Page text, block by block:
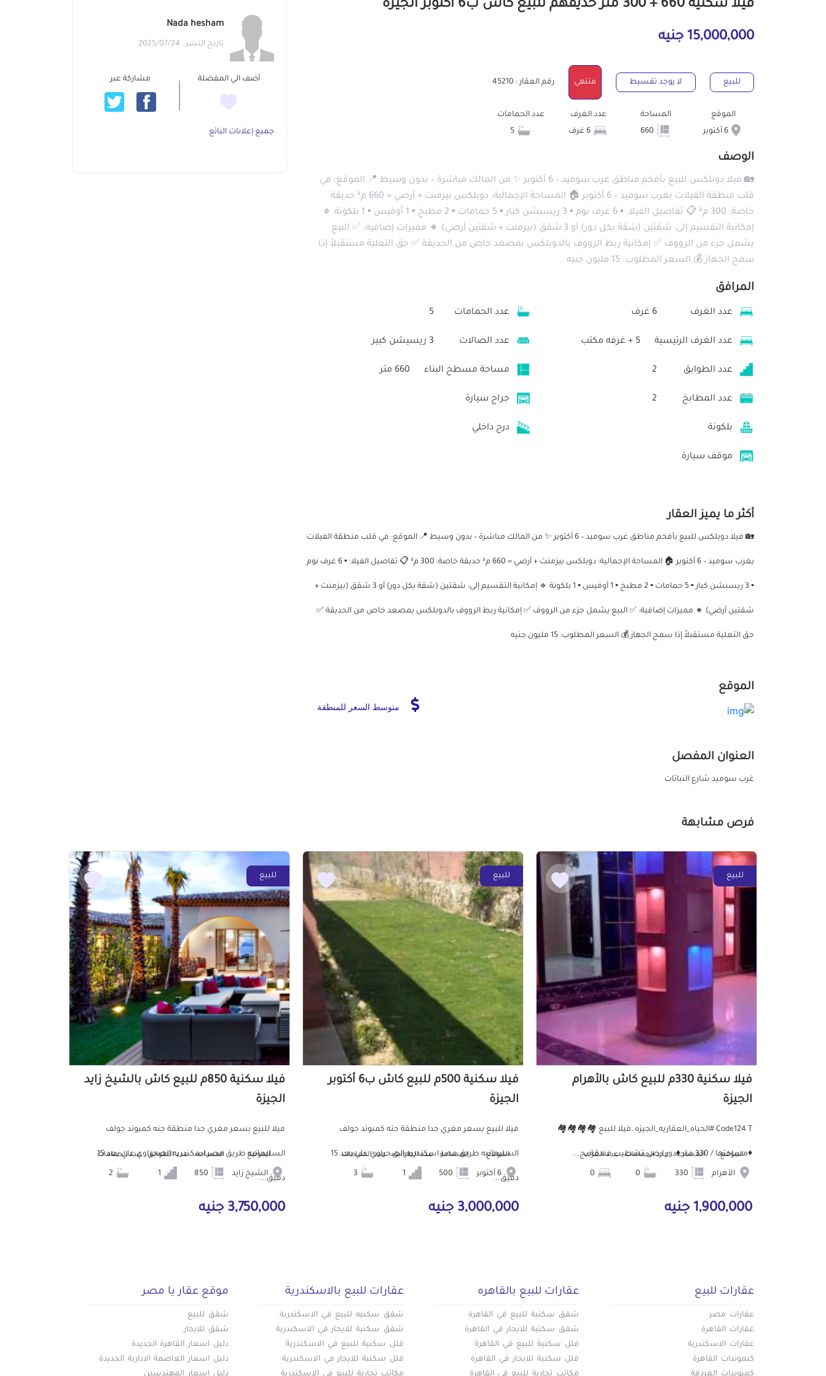
فيلا سكنية 660 + 300 متر حديقهم للبيع كاش ب6 أكتوبر الجيزة
15,000,000 جنيه
للبيع لا يوجد تقسيط منتهي رقم العقار : 45210
الموقع
6 أكتوبر
المساحة
عدد الغرف
عدد الحمامات
5
الوصف
🏡 فيلا دوبلكس للبيع بأفخم مناطق غرب سوميد – 6 أكتوبر ✨ من المالك مباشرة – بدون وسيط 📍 الموقع: في
قلب منطقة الفيلات بغرب سوميد – 6 أكتوبر 🏠 المساحة الإجمالية: دوبلكس بيزمنت + أرضي = 660 م² حديقة
خاصة: 300 م² 📋 تفاصيل الفيلا: ▪️ 6 غرف نوم ▪️ 3 ريسبشن كبار ▪️ 5 حمامات ▪️ 2 مطبخ ▪️ 1 أوفيس ▪️ 1 بلكونة 🔹
إمكانية التقسيم إلى: شقتين (شقة بكل دور) أو 3 شقق (بيزمنت + شقتين أرضي) 🔸 مميزات إضافية: ✅ البيع
يشمل جزء من الرووف ✅ إمكانية ربط الرووف بالدوبلكس بمصعد خاص من الحديقة ✅ حق التعلية مستقبلاً إذا
سمح الجهاز 💰 السعر المطلوب: 15 مليون جنيه
المرافق
عدد الغرف 6 غرف عدد الحمامات 5
عدد الغرف الرئيسية 5 + غرفه مكتب عدد الصالات 3 ريسيشن كبير
عدد الطوابق 2 مساحة مسطح البناء 660 متر
عدد المطابخ 2 جراج سيارة
بلكونة درج داخلي
موقف سيارة
أكثر ما يميز العقار
🏡 فيلا دوبلكس للبيع بأفخم مناطق غرب سوميد – 6 أكتوبر ✨ من المالك مباشرة – بدون وسيط 📍 الموقع: في قلب منطقة الفيلات
بغرب سوميد – 6 أكتوبر 🏠 المساحة الإجمالية: دوبلكس بيزمنت + أرضي = 660 م² حديقة خاصة: 300 م² 📋 تفاصيل الفيلا: ▪️ 6 غرف نوم
▪️ 3 ريسبشن كبار ▪️ 5 حمامات ▪️ 2 مطبخ ▪️ 1 أوفيس ▪️ 1 بلكونة 🔹 إمكانية التقسيم إلى: شقتين (شقة بكل دور) أو 3 شقق (بيزمنت +
شقتين أرضي) 🔸 مميزات إضافية: ✅ البيع يشمل جزء من الرووف ✅ إمكانية ربط الرووف بالدوبلكس بمصعد خاص من الحديقة ✅
حق التعلية مستقبلاً إذا سمح الجهاز 💰 السعر المطلوب: 15 مليون جنيه
الموقع
متوسط السعر للمنطقة
العنوان المفصل
غرب سوميد شارع النباتات
Nada hesham
تاريخ النشر : 2025/07/24
أضف الي المفضلة مشاركة عبر
جميع إعلانات البائع
فرص مشابهة
للبيع
فيلا سكنية 330م للبيع كاش بالأهرام
الجيزة
Code124 T #الحياه_العقاريه_الجيزه ،فيلا للبيع 🏘️🏘️🏘️🏘️
♦️مساحتها / 330 متر ♦️دور ارضى تشطيب فندقة بج...
الموقع
الأهرام
المساحة عدد الحمامات عدد الغرف
1,900,000 جنيه
للبيع
فيلا سكنية 500م للبيع كاش ب6 أكتوبر
الجيزة
فيلا للبيع بسعر مغري جدا منطقة جنه كمبوند جولف
السليمانيه طريق مصر اسكندريه الصحراوي علي بعد 15
دقيق...
الموقع المساحة عدد الطوابق عدد الحمامات
3,000,000 جنيه
للبيع
فيلا سكنية 850م للبيع كاش بالشيخ زايد
الجيزة
فيلا للبيع بسعر مغري جدا منطقة جنه كمبوند جولف
السليمانيه طريق مصر اسكندريه الصحراوي علي بعد 15
دقيق...
الموقع
الشيخ زايد
المساحة عدد الطوابق عدد الحمامات
3,750,000 جنيه
عقارات للبيع
عقارات مصر
عقارات القاهرة
عقارات الاسكندرية
كبموندات القاهرة
كمبوندات الغردقة
عقارات للبيع بالقاهره
شقق سكنية للبيع في القاهرة
شقق سكنية للايجار في القاهرة
فلل سكنية للبيع في القاهرة
فلل سكنية للايجار في القاهرة
مكاتب تجارية للبيع في القاهرة
عقارات للبيع بالاسكندرية
شقق سكنيه للبيع في الاسكندرية
شقق سكنية للايجار في الاسكندرية
فلل سكنية للبيع في الاسكندرية
فلل سكنية للايجار في الاسكندرية
مكاتب تجارية للبيع في الاسكندرية
موقع عقار يا مصر
شقق للبيع
شقق للايجار
دليل اسعار القاهرة الجديدة
دليل اسعار العاصمة الادارية الجديدة
دليل اسعار المهندسين